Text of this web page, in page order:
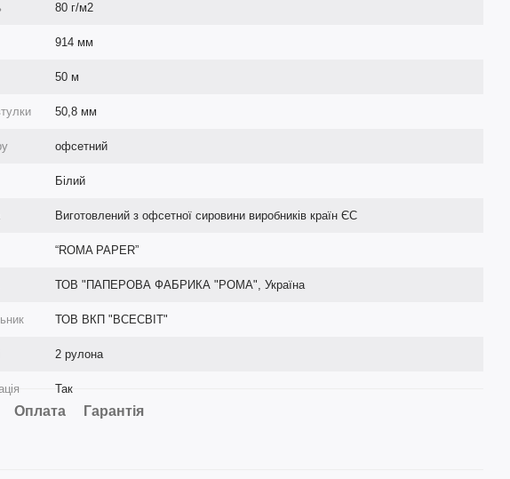
80 г/м2
914 мм
50 м
50,8 мм
офсетний
Білий
Виготовлений з офсетної сировини виробників країн ЄС
“ROMA PAPER”
ТОВ "ПАПЕРОВА ФАБРИКА "РОМА", Україна
ТОВ ВКП "ВСЕСВІТ"
2 рулона
Так
Оплата Гарантія